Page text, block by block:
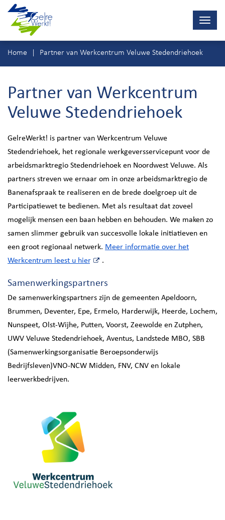
Ga
direct
naar
Home
Partner van Werkcentrum Veluwe Stedendriehoek
Partner van Werkcentrum
Veluwe Stedendriehoek
GelreWerkt! is partner van Werkcentrum Veluwe
Stedendriehoek, het regionale werkgeversservicepunt voor de
arbeidsmarktregio Stedendriehoek en Noordwest Veluwe. Als
partners streven we ernaar om in onze arbeidsmarktregio de
Banenafspraak te realiseren en de brede doelgroep uit de
Participatiewet te bedienen. Met als resultaat dat zoveel
mogelijk mensen een baan hebben en behouden. We maken zo
samen slimmer gebruik van succesvolle lokale initiatieven en
een groot regionaal netwerk. Meer informatie over het
Werkcentrum leest u hier
.
Samenwerkingspartners
De samenwerkingspartners zijn de gemeenten Apeldoorn,
Brummen, Deventer, Epe, Ermelo, Harderwijk, Heerde, Lochem,
Nunspeet, Olst-Wijhe, Putten, Voorst, Zeewolde en Zutphen,
UWV Veluwe Stedendriehoek, Aventus, Landstede MBO, SBB
(Samenwerkingsorganisatie Beroepsonderwijs
Bedrijfsleven)VNO-NCW Midden, FNV, CNV en lokale
leerwerkbedrijven.